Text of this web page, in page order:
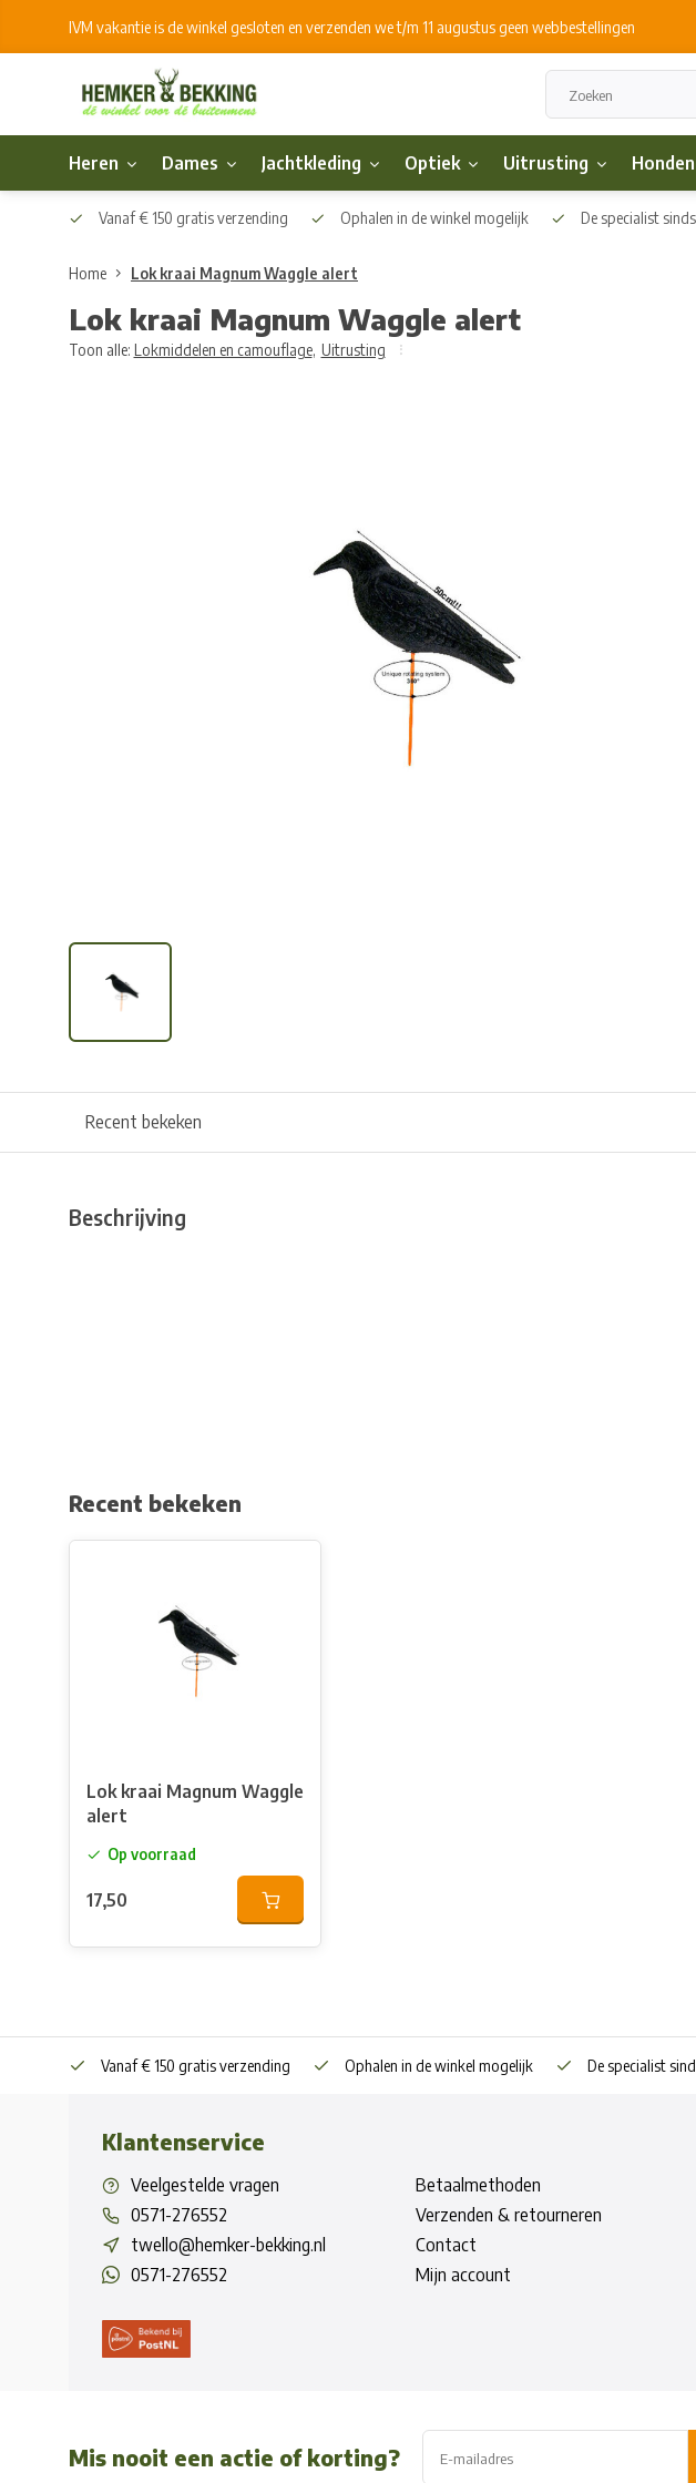
IVM vakantie is de winkel gesloten en verzenden we t/m 11 augustus geen webbestellingen
Heren Dames Jachtkleding Optiek Uitrusting Honden
Vanaf € 150 gratis verzending Ophalen in de winkel mogelijk De specialist
Home Lok kraai Magnum Waggle alert
Lok kraai Magnum Waggle alert
Toon alle: Lokmiddelen en camouflage, Uitrusting
Recent bekeken
Beschrijving
Recent bekeken
Lok kraai Magnum Waggle
alert
Op voorraad
17,50
Vanaf € 150 gratis verzending Ophalen in de winkel mogelijk De specialist
Klantenservice
Veelgestelde vragen
0571-276552
twello@hemker-bekking.nl
0571-276552
Betaalmethoden
Verzenden & retourneren
Contact
Mijn account
Mis nooit een actie of korting?